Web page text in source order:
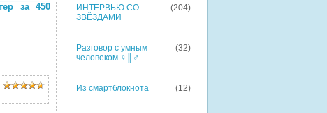
ИНТЕРВЬЮ СО
ЗВЁЗДАМИ
(204)
Разговор с умным
человеком ♀╫♂
(32)
Из смартблокнота (12)
за 450